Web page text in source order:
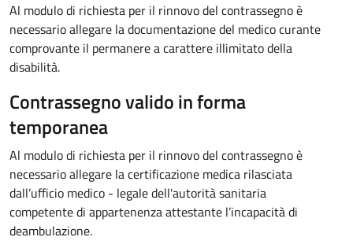
Al modulo di richiesta per il rinnovo del contrassegno è
necessario allegare la documentazione del medico curante
comprovante il permanere a carattere illimitato della
disabilità.
Contrassegno valido in forma
temporanea
Al modulo di richiesta per il rinnovo del contrassegno è
necessario allegare la certificazione medica rilasciata
dall’ufficio medico - legale dell'autorità sanitaria
competente di appartenenza attestante l’incapacità di
deambulazione.